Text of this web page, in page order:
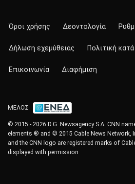
Όροι χρήσης Δεοντολογία
Δήλωση εχεμύθειας Πολιτική
Επικοινωνία Διαφήμιση
ΜΕΛΟΣ
© 2015 - 2026 D.G. Newsagency S.A. CNN
elements ® and © 2015 Cable News Network,
and the CNN logo are registered marks of
displayed with permission